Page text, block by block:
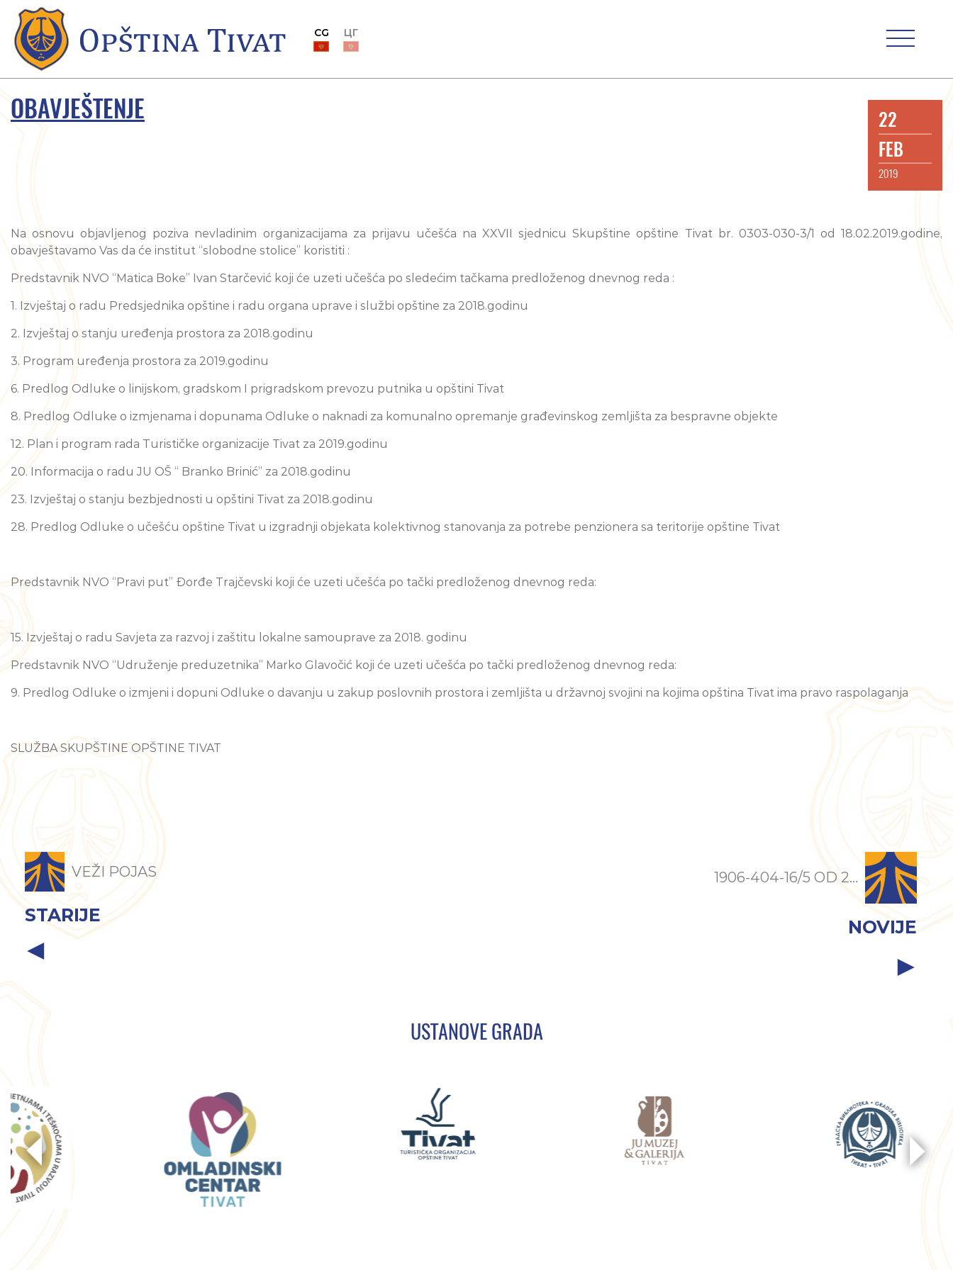
CG ЦГ
OBAVJEŠTENJE
22
FEB
2019
Na osnovu objavljenog poziva nevladinim organizacijama za prijavu učešća na XXVII sjednicu Skupštine opštine Tivat br. 0303-030-3/1 od 18.02.2019.godine,
obavještavamo Vas da će institut “slobodne stolice” koristiti :
Predstavnik NVO “Matica Boke” Ivan Starčević koji će uzeti učešća po sledećim tačkama predloženog dnevnog reda :
1. Izvještaj o radu Predsjednika opštine i radu organa uprave i službi opštine za 2018.godinu
2. Izvještaj o stanju uređenja prostora za 2018.godinu
3. Program uređenja prostora za 2019.godinu
6. Predlog Odluke o linijskom, gradskom I prigradskom prevozu putnika u opštini Tivat
8. Predlog Odluke o izmjenama i dopunama Odluke o naknadi za komunalno opremanje građevinskog zemljišta za bespravne objekte
12. Plan i program rada Turističke organizacije Tivat za 2019.godinu
20. Informacija o radu JU OŠ “ Branko Brinić” za 2018.godinu
23. Izvještaj o stanju bezbjednosti u opštini Tivat za 2018.godinu
28. Predlog Odluke o učešću opštine Tivat u izgradnji objekata kolektivnog stanovanja za potrebe penzionera sa teritorije opštine Tivat
Predstavnik NVO “Pravi put” Đorđe Trajčevski koji će uzeti učešća po tački predloženog dnevnog reda:
15. Izvještaj o radu Savjeta za razvoj i zaštitu lokalne samouprave za 2018. godinu
Predstavnik NVO “Udruženje preduzetnika” Marko Glavočić koji će uzeti učešća po tački predloženog dnevnog reda:
9. Predlog Odluke o izmjeni i dopuni Odluke o davanju u zakup poslovnih prostora i zemljišta u državnoj svojini na kojima opština Tivat ima pravo raspolaganja
SLUŽBA SKUPŠTINE OPŠTINE TIVAT
VEŽI POJAS
STARIJE
1906-404-16/5 OD 2...
NOVIJE
USTANOVE GRADA